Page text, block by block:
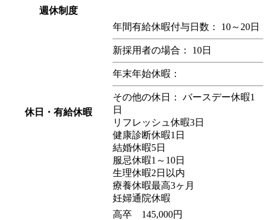
週休制度
休日・有給休暇
年間有給休暇付与日数： 10～20日
新採用者の場合： 10日
年末年始休暇：
その他の休日： バースデー休暇1
日
リフレッシュ休暇3日
健康診断休暇1日
結婚休暇5日
服忌休暇1～10日
生理休暇2日以内
療養休暇最高3ヶ月
妊婦通院休暇
高卒 145,000円